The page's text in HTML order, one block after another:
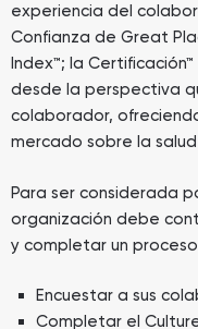
experiencia del
Confianza de Great
Index™; la
desde la perspectiva
colaborador,
mercado sobre la
Para ser considerada
organización debe
y completar un
Encuestar a sus
Completar el